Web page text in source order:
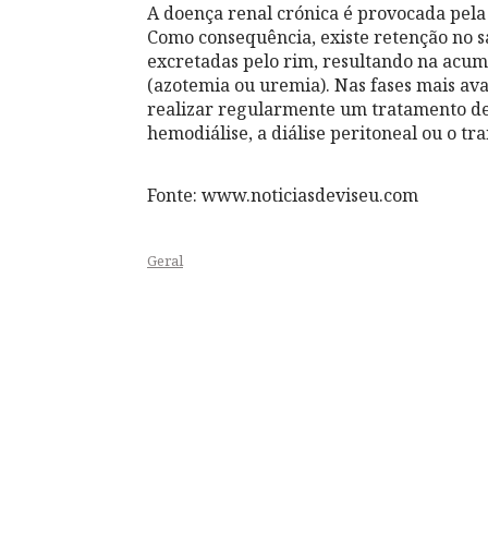
A doença renal crónica é provocada
Como consequência, existe retenção
excretadas pelo rim, resultando na
(azotemia ou uremia). Nas fases mais
realizar regularmente um tratamento
hemodiálise, a diálise peritoneal ou o
Fonte: www.noticiasdeviseu.com
Geral